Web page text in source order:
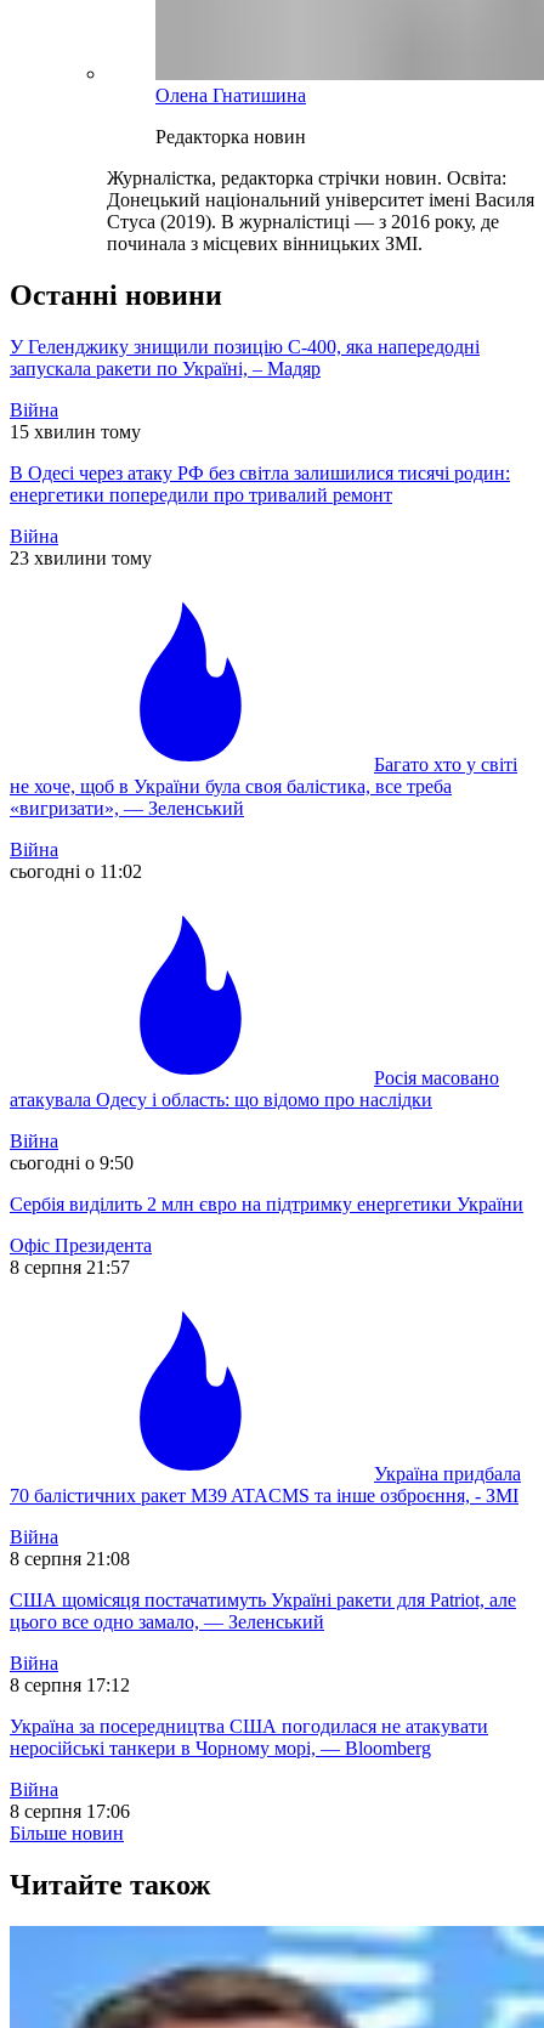
Олена Гнатишина
Редакторка новин
Журналістка, редакторка стрічки новин. Освіта:
Донецький національний університет імені Василя
Стуса (2019). В журналістиці — з 2016 року, де
починала з місцевих вінницьких ЗМІ.
Останні новини
У Геленджику знищили позицію С-400, яка напередодні
запускала ракети по Україні, – Мадяр
Війна
15 хвилин тому
В Одесі через атаку РФ без світла залишилися тисячі родин:
енергетики попередили про тривалий ремонт
Війна
23 хвилини тому
Багато хто у світі
не хоче, щоб в України була своя балістика, все треба
«вигризати», — Зеленський
Війна
сьогодні о 11:02
Росія масовано
атакувала Одесу і область: що відомо про наслідки
Війна
сьогодні о 9:50
Сербія виділить 2 млн євро на підтримку енергетики України
Офіс Президента
8 серпня 21:57
Україна придбала
70 балістичних ракет M39 ATACMS та інше озброєння, - ЗМІ
Війна
8 серпня 21:08
США щомісяця постачатимуть Україні ракети для Patriot, але
цього все одно замало, — Зеленський
Війна
8 серпня 17:12
Україна за посередництва США погодилася не атакувати
неросійські танкери в Чорному морі, — Bloomberg
Війна
8 серпня 17:06
Більше новин
Читайте також